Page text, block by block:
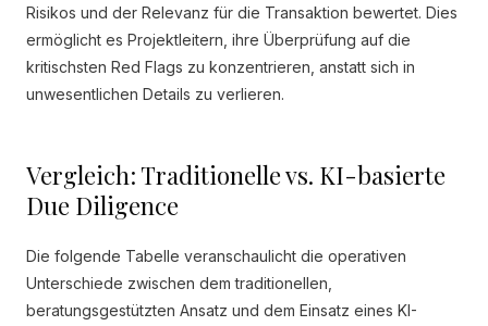
Risikos und der Relevanz für die Transaktion bewertet. Dies
ermöglicht es Projektleitern, ihre Überprüfung auf die
kritischsten Red Flags zu konzentrieren, anstatt sich in
unwesentlichen Details zu verlieren.
Vergleich: Traditionelle vs. KI-basierte
Due Diligence
Die folgende Tabelle veranschaulicht die operativen
Unterschiede zwischen dem traditionellen,
beratungsgestützten Ansatz und dem Einsatz eines KI-